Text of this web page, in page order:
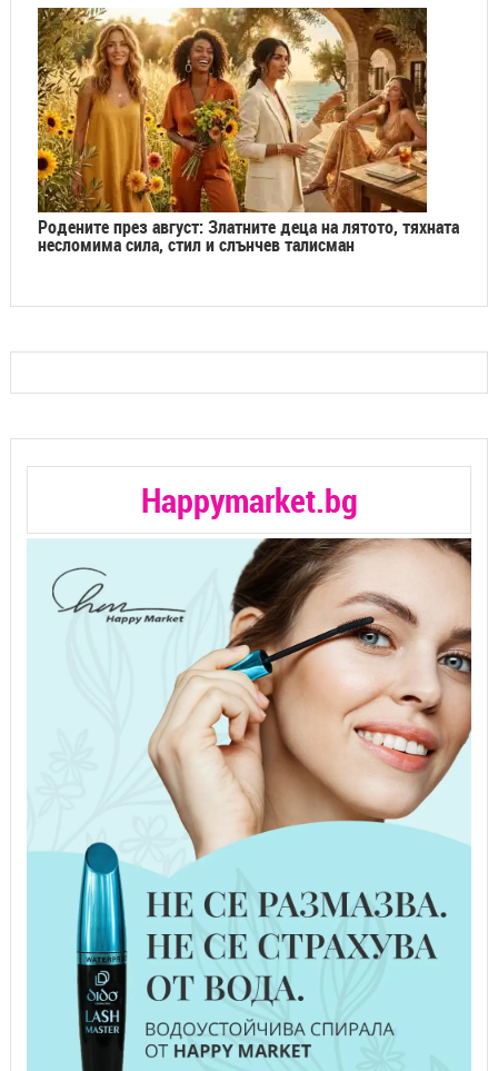
Родените през август: Златните деца на лятото, тяхната
несломима сила, стил и слънчев талисман
Happymarket.bg